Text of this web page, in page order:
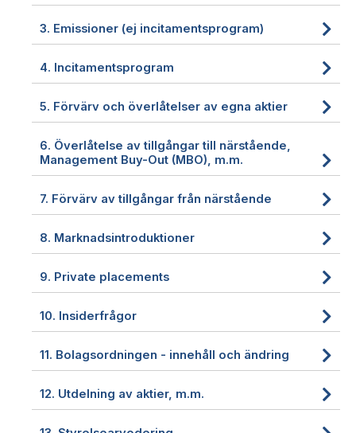
3. Emissioner (ej incitamentsprogram)
4. Incitamentsprogram
5. Förvärv och överlåtelser av egna aktier
6. Överlåtelse av tillgångar till närstående,
Management Buy-Out (MBO), m.m.
7. Förvärv av tillgångar från närstående
8. Marknadsintroduktioner
9. Private placements
10. Insiderfrågor
11. Bolagsordningen - innehåll och ändring
12. Utdelning av aktier, m.m.